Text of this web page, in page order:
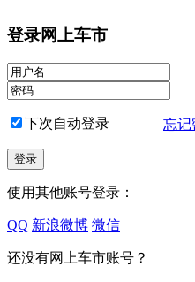
登录网上车市
下次自动登录 忘记
使用其他账号登录：
QQ 新浪微博 微信
还没有网上车市账号？